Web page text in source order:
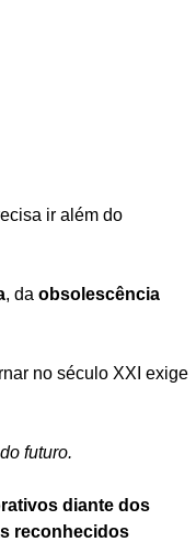
ir além do
, da obsolescência
no século XXI exige
futuro.
diante dos
reconhecidos